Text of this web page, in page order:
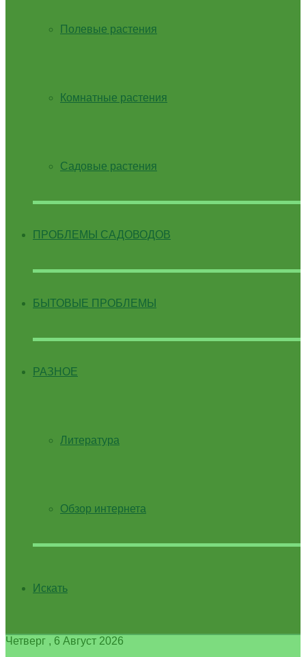
Полевые растения
Комнатные растения
Садовые растения
ПРОБЛЕМЫ САДОВОДОВ
БЫТОВЫЕ ПРОБЛЕМЫ
РАЗНОЕ
Литература
Обзор интернета
Искать
Четверг , 6 Август 2026